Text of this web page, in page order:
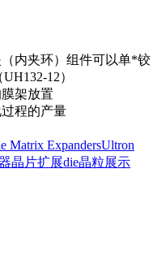
内夹环）组件可以单*铰
12）
架放置
程的产量
Matrix ExpandersUltron
晶片扩展die晶粒展示